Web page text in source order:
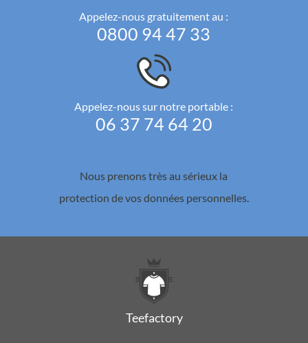
Appelez-nous gratuitement au :
0800 94 47 33
Appelez-nous sur notre portable :
06 37 74 64 20
Nous prenons très au sérieux la
protection de vos données personnelles.
Teefactory